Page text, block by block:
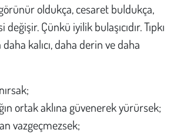
oldukça, cesaret buldukça,
Çünkü iyilik bulaşıcıdır. Tıpkı
kalıcı, daha derin ve daha
ortak aklına güvenerek yürürsek;
vazgeçmezsek;